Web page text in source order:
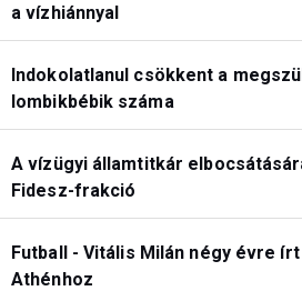
a vízhiánnyal
Indokolatlanul csökkent a
lombikbébik száma
A vízügyi államtitkár
Fidesz-frakció
Futball - Vitális Milán négy évre írt
Athénhoz